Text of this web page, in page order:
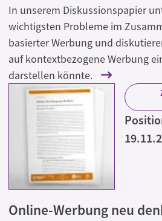
In unserem Diskussionspapier
wichtigsten Probleme im
basierter Werbung und
auf kontextbezogene Werbung
darstellen könnte.
Online-Werbung neu